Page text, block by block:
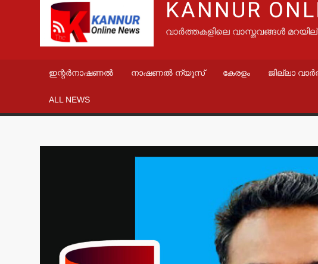
KANNUR
വാർത്തകളിലെ വാസ്തവങ്ങൾ
ഇന്റർനാഷണൽ നാഷണൽ ന്യൂസ് കേരളം ജില്ലാ
ALL NEWS